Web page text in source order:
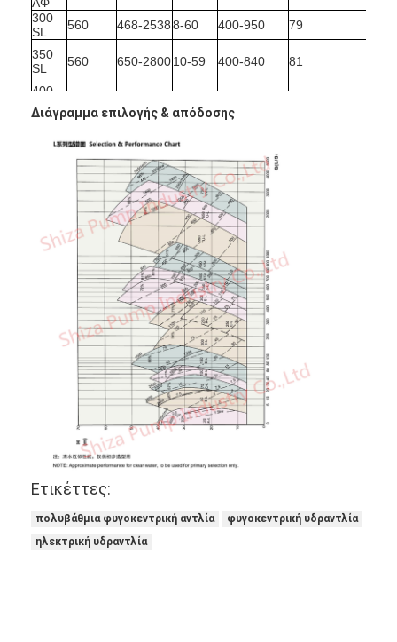
οριζόντια φυγοκεντρική αντλία
Μέρη αντλιών πηλού
300
SL
560 468-2538 8-60 400-950 79
350
SL
560 650-280010-59 400-840 81
400
ST-λ
450
1008-
550
1200
1980-
7900
10-50 250-475
Διάγραμμα επιλογής & απόδοσης
Ετικέττες:
πολυβάθμια φυγοκεντρική αντλία
φυγοκεντρική υδραντλία
ηλεκτρική υδραντλία